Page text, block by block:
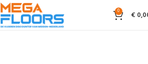
0 €